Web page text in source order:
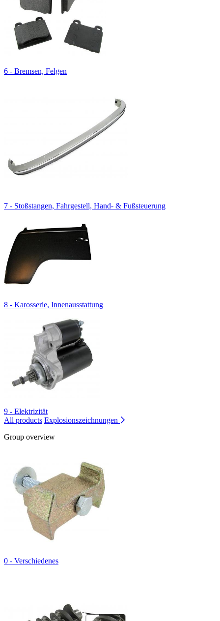
6 - Bremsen, Felgen
7 - Stoßstangen, Fahrgestell, Hand- & Fußsteuerung
8 - Karosserie, Innenausstattung
9 - Elektrizität
All products Explosionszeichnungen
Group overview
0 - Verschiedenes